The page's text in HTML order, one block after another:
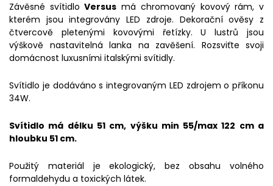
Závěsné svítidloVersus má chromovaný kovový rám, v
kterém jsou integrovány LED zdroje. Dekorační ověsy z
čtvercově pletenými kovovými řetízky. U lustrů jsou
výškově nastavitelná lanka na zavěšení. Rozsviťte svoji
domácnost luxusními italskými svítidly.
Svítidlo je dodáváno s integrovaným LED zdrojem o příkonu
34W.
Svítidlo má délku 51 cm, výšku min 55/max 122 cm a
hloubku 51 cm.
Použitý materiál je ekologický, bez obsahu volného
formaldehydu a toxických látek.